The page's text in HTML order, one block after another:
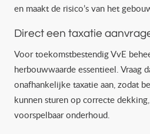
en maakt de risico’s van het
Direct een taxatie
Voor toekomstbestendig VvE
herbouwwaarde essentieel. Vraag
onafhankelijke taxatie aan, zodat
kunnen sturen op correcte
voorspelbaar onderhoud.